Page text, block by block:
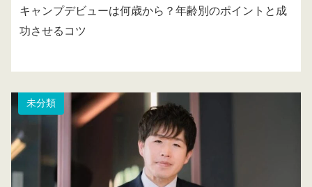
キャンプデビューは何歳から？年齢別のポイントと成
功させるコツ
未分類